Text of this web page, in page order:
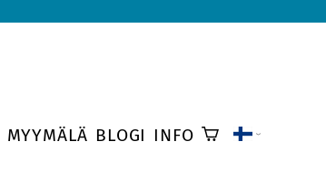
MYYMÄLÄ BLOGI INFO